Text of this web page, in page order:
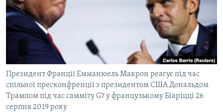
ФОТО
СПЕЦПРОЄКТИ
ПОДКАСТИ
РУС
УКР
Президент Франції Емманюель Макрон реагує під час
спільної пресконфренції з президентом США Дональдом
Трампом під час самміту G7 у французькому Біаріцці 26
серпня 2019 року